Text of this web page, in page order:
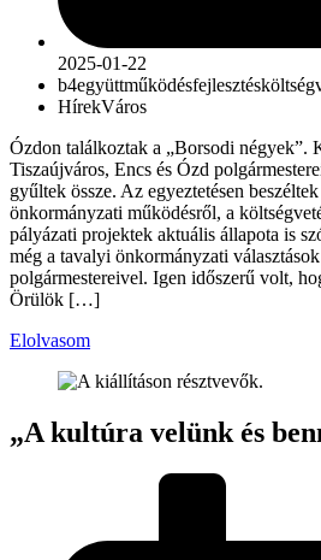
2025-01-22
b4együttműködésfejlesztés
HírekVáros
Ózdon találkoztak a „Borsodi négyek”.
Tiszaújváros, Encs és Ózd
gyűltek össze. Az egyeztetésen
önkormányzati működésről, a
pályázati projektek aktuális állapota is
még a tavalyi önkormányzati
polgármestereivel. Igen időszerű volt,
Örülök […]
Elolvasom
„A kultúra velünk és